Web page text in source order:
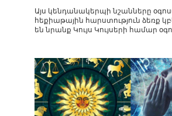
Այս կենդանակերպի նշանները
հեքիաթային հարստություն ձեռք
են նրանք Կույս Կույսերի համար